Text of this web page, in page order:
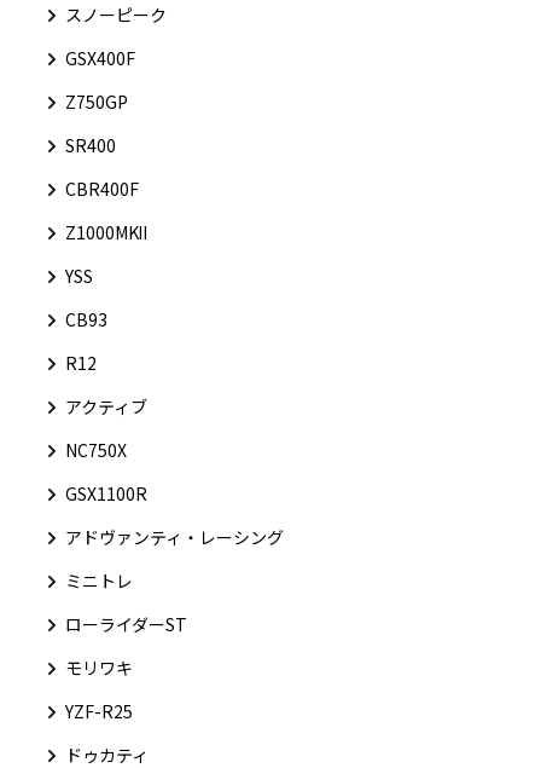
スノーピーク
GSX400F
Z750GP
SR400
CBR400F
Z1000MKⅡ
YSS
CB93
R12
アクティブ
NC750X
GSX1100R
アドヴァンティ・レーシング
ミニトレ
ローライダーST
モリワキ
YZF-R25
ドゥカティ